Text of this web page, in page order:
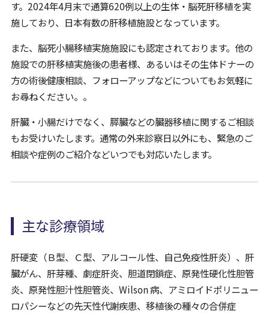
す。2024年4月末で通算620例以上の生体・脳死肝移植を実
施しており、日本有数の肝移植施設となっています。
また、脳死小腸移植実施施設にも認定されております。他の
施設での肝移植実施後の患者様、あるいはその生体ドナーの
方の術後健康相談、フォローアップなどについてもお気軽に
お尋ねください。。
肝臓・小腸だけでなく、膵臓などの臓器移植に関するご相談
もお受けいたします。通常の外来診察日以外にも、緊急のご
相談や症例のご紹介などいつでも対応いたします。
主な診療領域
肝硬変（Ｂ型、Ｃ型、アルコール性、自己免疫性肝炎）、肝
臓がん、肝芽種、劇症肝炎、胆道閉鎖症、原発性硬化性胆管
炎、原発性胆汁性胆管炎、Wilson 病、アミロイドポリニュー
ロパシーなどの先天性代謝疾患、移植後の種々の合併症